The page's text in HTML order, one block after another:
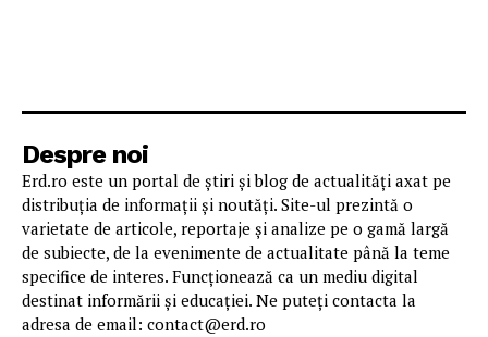
Despre noi
Erd.ro este un portal de știri și blog de actualități axat pe
distribuția de informații și noutăți. Site-ul prezintă o
varietate de articole, reportaje și analize pe o gamă largă
de subiecte, de la evenimente de actualitate până la teme
specifice de interes. Funcționează ca un mediu digital
destinat informării și educației. Ne puteți contacta la
adresa de email: contact@erd.ro